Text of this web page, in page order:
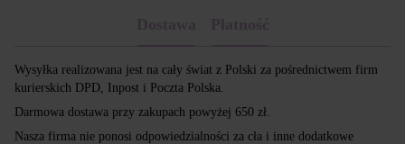
Wysyłka realizowana jest na cały świat z Polski za pośrednictwem firm
kurierskich DPD, Inpost i Poczta Polska.
Darmowa dostawa przy zakupach powyżej 650 zł.
Nasza firma nie ponosi odpowiedzialności za cła i inne dodatkowe